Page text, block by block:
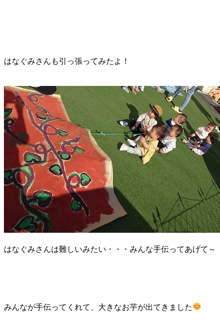
はなぐみさんも引っ張ってみたよ！
はなぐみさんは難しいみたい・・・みんな手伝ってあげて～
みんなが手伝ってくれて、大きなお芋が出てきました